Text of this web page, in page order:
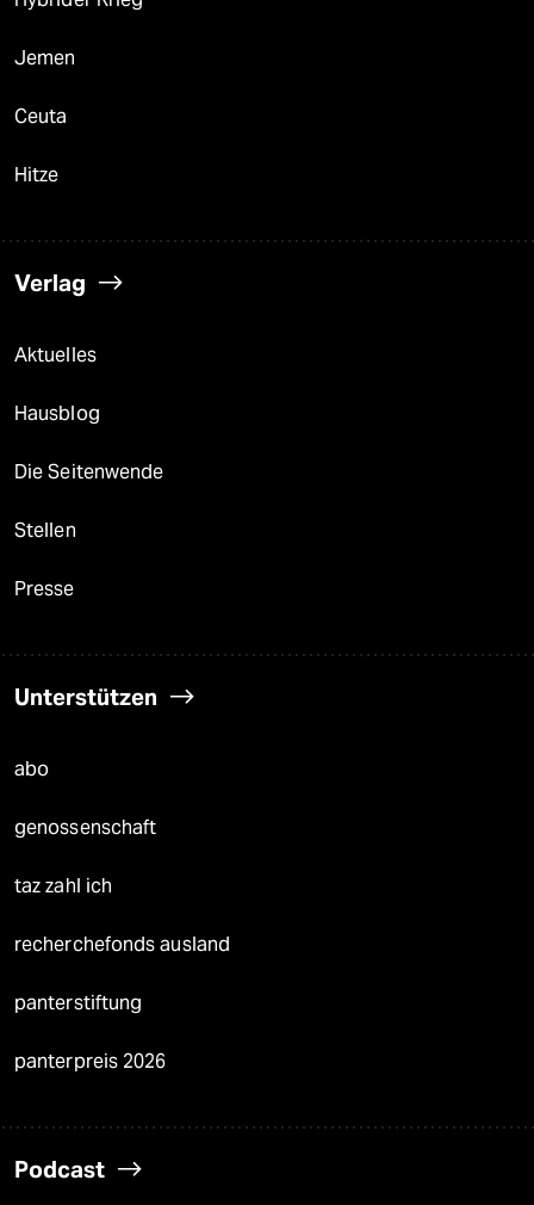
Jemen
Ceuta
Hitze
Verlag
Aktuelles
Hausblog
Die Seitenwende
Stellen
Presse
Unterstützen
abo
genossenschaft
taz zahl ich
recherchefonds ausland
panterstiftung
panterpreis 2026
Podcast